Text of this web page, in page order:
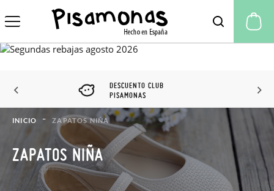
DESCUENTO CLUB
PISAMONAS
INICIO ZAPATOS NIÑA
ZAPATOS NIÑA